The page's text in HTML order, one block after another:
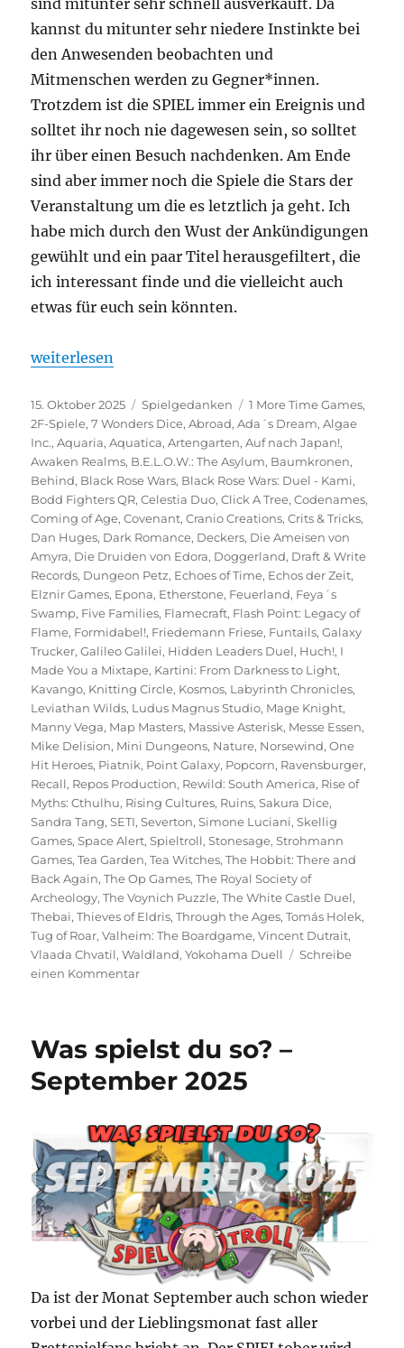
kannst du mitunter sehr niedere Instinkte bei
den Anwesenden beobachten und
Mitmenschen werden zu Gegner*innen.
Trotzdem ist die SPIEL immer ein Ereignis und
solltet ihr noch nie dagewesen sein, so solltet
ihr über einen Besuch nachdenken. Am Ende
sind aber immer noch die Spiele die Stars der
Veranstaltung um die es letztlich ja geht. Ich
habe mich durch den Wust der Ankündigungen
gewühlt und ein paar Titel herausgefiltert, die
ich interessant finde und die vielleicht auch
etwas für euch sein könnten.
„Spiel 2025 – Eine Vorschau auf die
weiterlesen
Veröffentlicht
am
15. Oktober 2025 Kategorien
Spielgedanken Schlagwörter
1 More Time Games,
2F-Spiele,7 Wonders Dice,Abroad,Ada´s Dream,Algae
Inc.,Aquaria,Aquatica,Artengarten,Auf nach Japan!,
Awaken Realms, B.E.L.O.W.: The Asylum, Baumkronen,
Behind, Black Rose Wars, Black Rose Wars: Duel - Kami,
Bodd Fighters QR,Celestia Duo,Click A Tree,Codenames,
Coming of Age,Covenant,Cranio Creations,Crits & Tricks,
Dan Huges, Dark Romance, Deckers, Die Ameisen von
Amyra, Die Druiden von Edora, Doggerland, Draft & Write
Records, Dungeon Petz, Echoes of Time, Echos der Zeit,
Elznir Games, Epona, Etherstone, Feuerland, Feya´s
Swamp, Five Families, Flamecraft, Flash Point: Legacy of
Flame, Formidabel!, Friedemann Friese, Funtails,Galaxy
Trucker,Galileo Galilei, Hidden Leaders Duel, Huch!, I
Made You a Mixtape, Kartini: From Darkness to Light,
Kavango, Knitting Circle, Kosmos, Labyrinth Chronicles,
Leviathan Wilds, Ludus Magnus Studio, Mage Knight,
Manny Vega, Map Masters, Massive Asterisk, Messe Essen,
Mike Delision, Mini Dungeons, Nature, Norsewind,One
Hit Heroes, Piatnik, Point Galaxy, Popcorn, Ravensburger,
Recall, Repos Production, Rewild: South America, Rise of
Myths: Cthulhu, Rising Cultures, Ruins,Sakura Dice,
Sandra Tang,SETI,Severton,Simone Luciani,Skellig
Games,Space Alert,Spieltroll,Stonesage,Strohmann
Games,Tea Garden,Tea Witches,The Hobbit: There and
Back Again,The Op Games,The Royal Society of
Archeology,The Voynich Puzzle,The White Castle Duel,
Thebai,Thieves of Eldris,Through the Ages,Tomás Holek,
Tug of Roar,Valheim: The Boardgame,Vincent Dutrait,
Vlaada Chvatil,Waldland,Yokohama Duell
Schreibe
einen Kommentarzu
Eine
auf
Veröffentlichungen
Was spielst du so? –
September 2025
Da ist der Monat September auch schon wieder
vorbei und der Lieblingsmonat fast aller